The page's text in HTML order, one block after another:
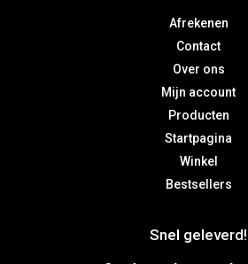
Afrekenen
Contact
Over ons
Mijn account
Producten
Startpagina
Winkel
Bestsellers
Snel geleverd!